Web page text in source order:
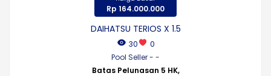
Rp 164.000.000
DAIHATSU TERIOS X 1.5
30
0
Pool Seller - -
Batas Pelunasan 5 HK,